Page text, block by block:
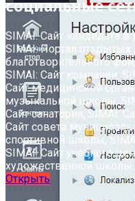
социальные
SIMAI: Сайт кандидата в
SIMAI: Портал открытых
благотворительного
SIMAI: Сайт компании,
Сайт медицинской
музыкальной школы,
Сайт санатория, SIMAI:
Сайт совета
спортивной школы,
SIMAI: Сайт учебного
художественной
Открыть